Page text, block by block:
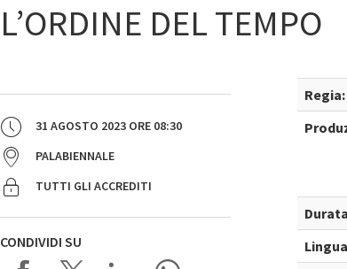
L’ORDINE DEL TEMPO
31 AGOSTO 2023 ORE 08:30
PALABIENNALE
TUTTI GLI ACCREDITI
CONDIVIDI SU
Regia: